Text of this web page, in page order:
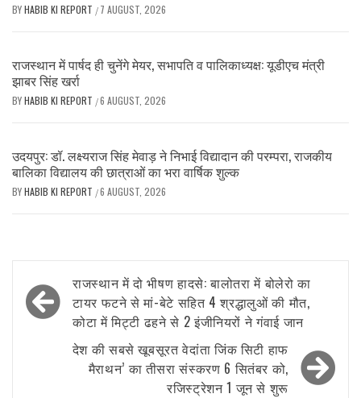
BYHABIB KI REPORT / 7 AUGUST, 2026
राजस्थान में पार्षद ही चुनेंगे मेयर, सभापति व पालिकाध्यक्ष: यूडीएच मंत्री
झाबर सिंह खर्रा
BYHABIB KI REPORT /6 AUGUST, 2026
उदयपुर: डॉ. लक्ष्यराज सिंह मेवाड़ ने निभाई विद्यादान की परम्परा, राजकीय
बालिका विद्यालय की छात्राओं का भरा वार्षिक शुल्क
BYHABIB KI REPORT /6 AUGUST, 2026
Post
navigation
राजस्थान में दो भीषण हादसे: बालोतरा में बोलेरो का
टायर फटने से मां-बेटे सहित 4 श्रद्धालुओं की मौत,
कोटा में मिट्टी ढहने से 2 इंजीनियरों ने गंवाई जान
देश की सबसे खूबसूरत वेदांता जिंक सिटी हाफ
मैराथन’ का तीसरा संस्करण 6 सितंबर को,
रजिस्ट्रेशन 1 जून से शुरू